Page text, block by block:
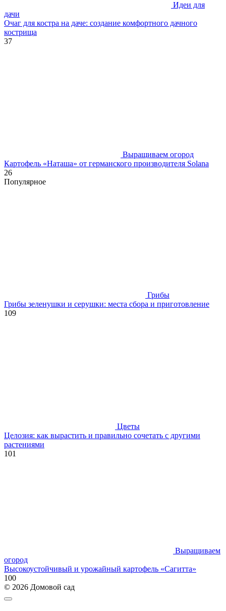
Идеи для
дачи
Очаг для костра на даче: создание комфортного дачного
кострища
37
Выращиваем огород
Картофель «Наташа» от германского производителя Solana
26
Популярное
Грибы
Грибы зеленушки и серушки: места сбора и приготовление
109
Цветы
Целозия: как вырастить и правильно сочетать с другими
растениями
101
Выращиваем
огород
Высокоустойчивый и урожайный картофель «Сагитта»
100
© 2026 Домовой сад